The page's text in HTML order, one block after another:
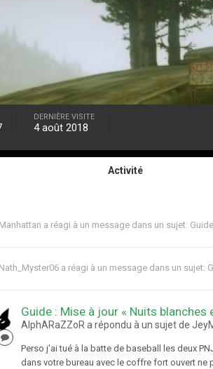
DERNIÈRE VISITE
4 août 2018
Activité
a réagi à un message dans un sujet:
a réagi à un message dans un sujet:
Guide : Mise à jour « Nuits blanches
AlphARaZZoR a répondu à un sujet de
Perso j'ai tué à la batte de baseball les deux
dans votre bureau avec le coffre fort ouvert ne